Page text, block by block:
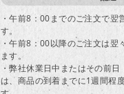
・午前8：00までのご注文で翌
す。
・午前8：00以降のご注文は翌
ます。
・弊社休業日中またはその前
は、商品の到着までに1週間程